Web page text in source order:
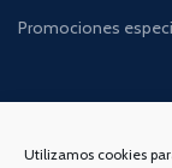
Utilizamos cookies
Promociones